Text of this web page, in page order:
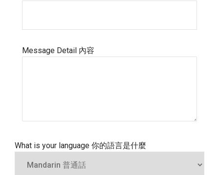
Message Detail 內容
What is your language 你的語言是什麼